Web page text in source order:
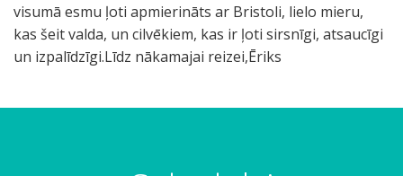
visumā esmu ļoti apmierināts ar Bristoli, lielo mieru,
kas šeit valda, un cilvēkiem, kas ir ļoti sirsnīgi, atsaucīgi
un izpalīdzīgi.Līdz nākamajai reizei,Ēriks